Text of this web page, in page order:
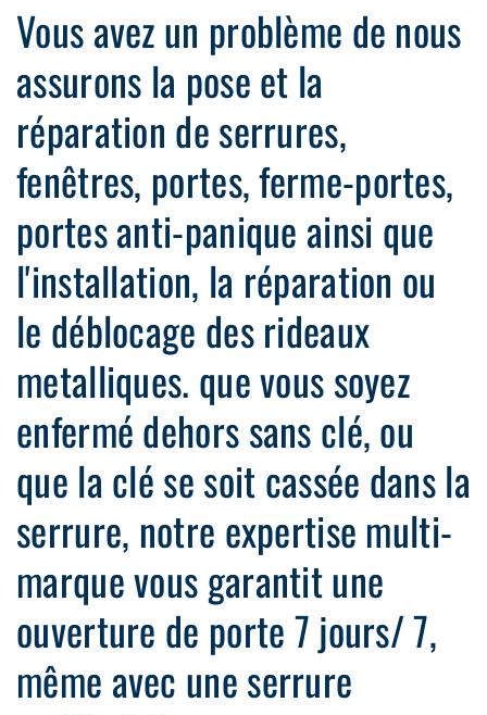
Vous avez un problème de nous
assurons la pose et la
réparation de serrures,
fenêtres, portes, ferme-portes,
portes anti-panique ainsi que
l'installation, la réparation ou
le déblocage des rideaux
metalliques. que vous soyez
enfermé dehors sans clé, ou
que la clé se soit cassée dans la
serrure, notre expertise multi-
marque vous garantit une
ouverture de porte 7 jours/ 7,
même avec une serrure